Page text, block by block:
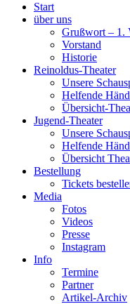
Start
über uns
Grußwort – 1.
Vorstand
Historie
Reinoldus-Theater
Unsere
Helfende
Übersicht-
Jugend-Theater
Unsere
Helfende
Übersicht
Bestellung
Tickets
Media
Fotos
Videos
Presse
Instagram
Info
Termine
Partner
Artikel-Archiv